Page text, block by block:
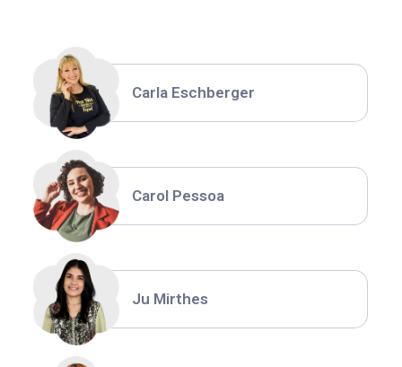
Carla Eschberger
Carol Pessoa
Ju Mirthes